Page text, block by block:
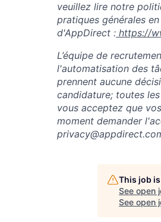
veuillez lire notre
pratiques générales
d'AppDirect : https://
L’équipe de
l'automatisation des
prennent aucune
candidature; toutes
vous acceptez que
moment demander
This job
See open
See open